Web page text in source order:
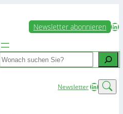
Newsletter abonnieren LinkedIn
Search
NewsletterLinkedIn